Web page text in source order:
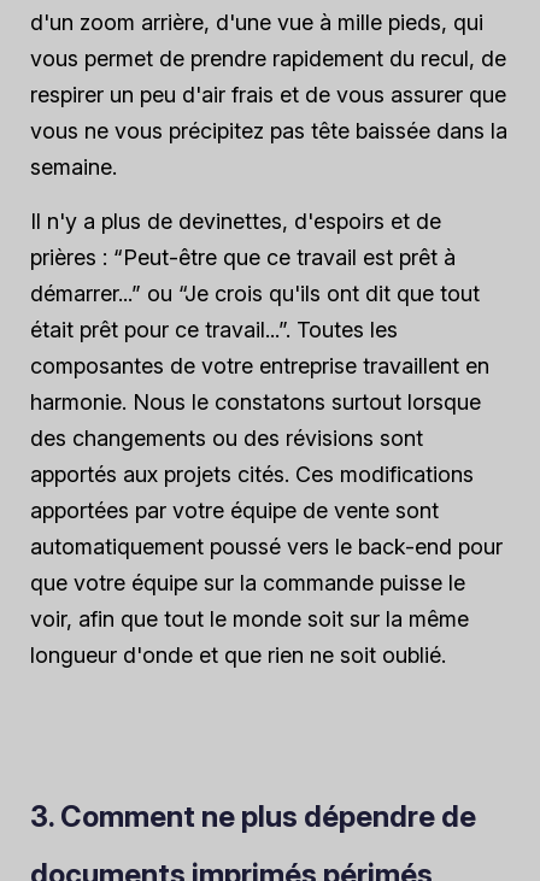
d'un zoom arrière, d'une vue à mille pieds, qui
vous permet de prendre rapidement du recul, de
respirer un peu d'air frais et de vous assurer que
vous ne vous précipitez pas tête baissée dans la
semaine.
Il n'y a plus de devinettes, d'espoirs et de
prières : “Peut-être que ce travail est prêt à
démarrer...” ou “Je crois qu'ils ont dit que tout
était prêt pour ce travail...”. Toutes les
composantes de votre entreprise travaillent en
harmonie. Nous le constatons surtout lorsque
des changements ou des révisions sont
apportés aux projets cités. Ces modifications
apportées par votre équipe de vente sont
automatiquement poussé vers le back-end pour
que votre équipe sur la commande puisse le
voir, afin que tout le monde soit sur la même
longueur d'onde et que rien ne soit oublié.
3. Comment ne plus dépendre de